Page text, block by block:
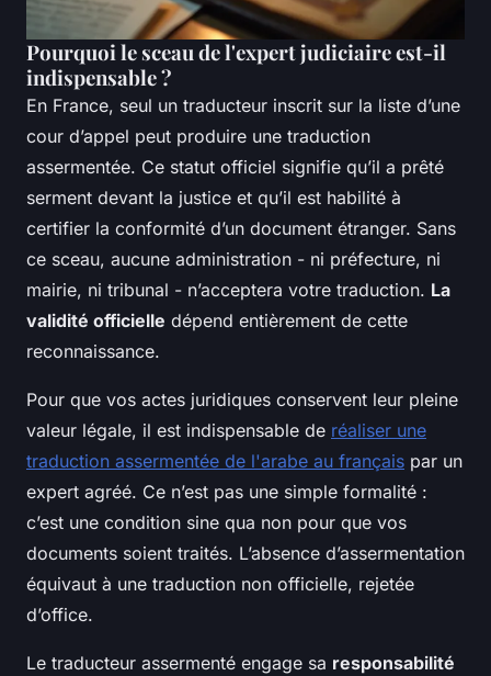
Pourquoi le sceau de l'expert judiciaire est-il
indispensable ?
En France, seul un traducteur inscrit sur la liste d’une
cour d’appel peut produire une traduction
assermentée. Ce statut officiel signifie qu’il a prêté
serment devant la justice et qu’il est habilité à
certifier la conformité d’un document étranger. Sans
ce sceau, aucune administration - ni préfecture, ni
mairie, ni tribunal - n’acceptera votre traduction. La
validité officielle dépend entièrement de cette
reconnaissance.
Pour que vos actes juridiques conservent leur pleine
valeur légale, il est indispensable de réaliser une
traduction assermentée de l'arabe au français par un
expert agréé. Ce n’est pas une simple formalité :
c’est une condition sine qua non pour que vos
documents soient traités. L’absence d’assermentation
équivaut à une traduction non officielle, rejetée
d’office.
Le traducteur assermenté engage sa responsabilité